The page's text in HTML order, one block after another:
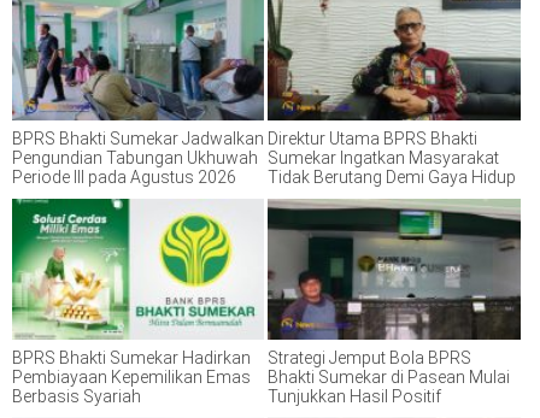
BPRS Bhakti Sumekar Jadwalkan
Pengundian Tabungan Ukhuwah
Periode III pada Agustus 2026
Direktur Utama BPRS Bhakti
Sumekar Ingatkan Masyarakat
Tidak Berutang Demi Gaya Hidup
BPRS Bhakti Sumekar Hadirkan
Pembiayaan Kepemilikan Emas
Berbasis Syariah
Strategi Jemput Bola BPRS
Bhakti Sumekar di Pasean Mulai
Tunjukkan Hasil Positif